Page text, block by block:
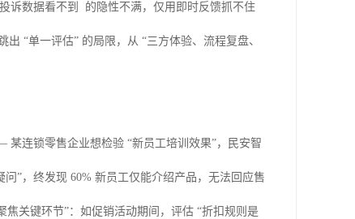
诉数据看不到 的隐性不满，仅用即时反馈抓不住
“单一评估” 的局限，从 “三方体验、流程复盘、
连锁零售企业想检验 “新员工培训效果”，民安智
”，终发现 60% 新员工仅能介绍产品，无法回应售
关键环节”：如促销活动期间，评估 “折扣规则是